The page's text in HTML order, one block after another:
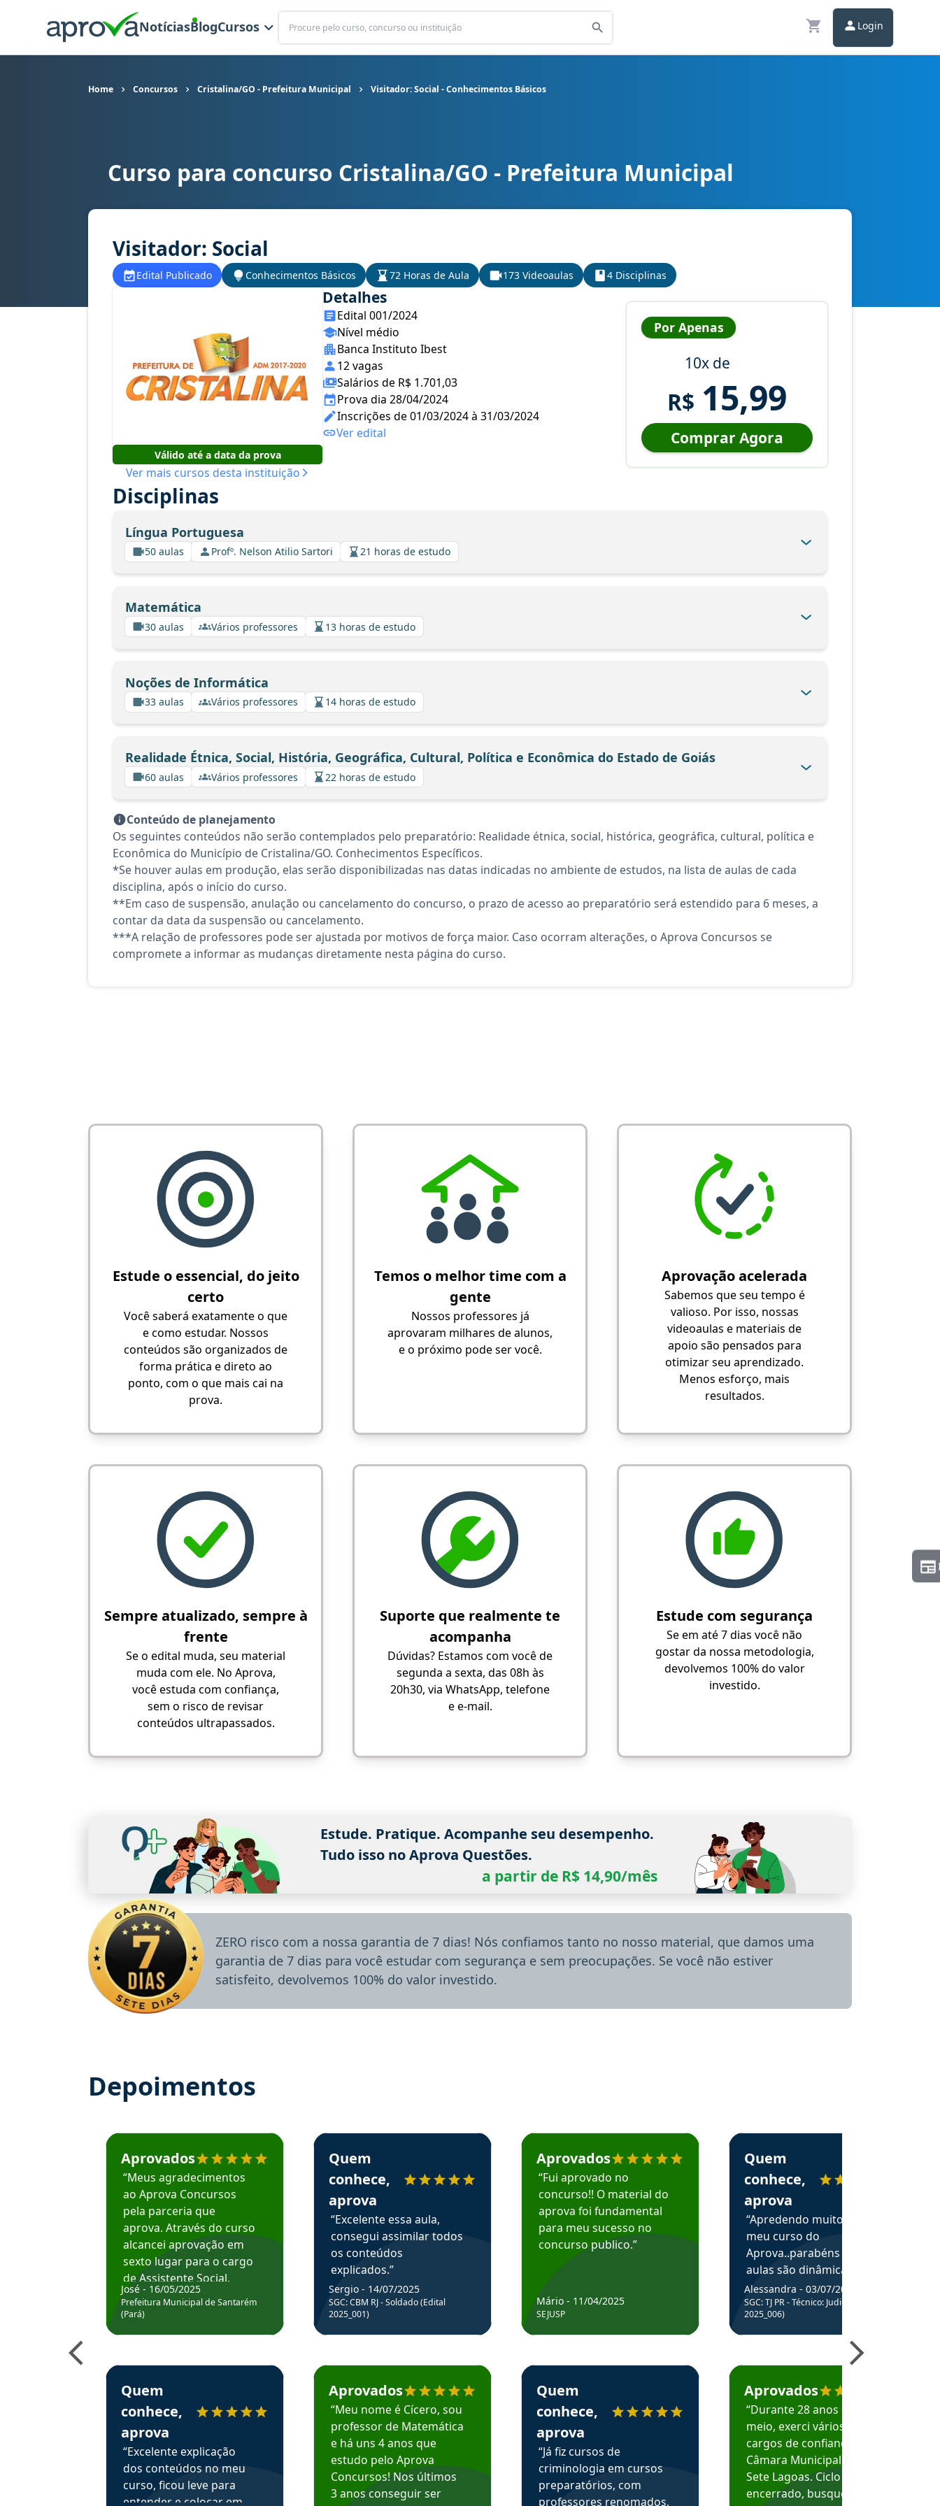
NotíciasBlogCursos
Buscar
Login
Home Concursos Cristalina/GO - Prefeitura Municipal Visitador: Social - Conhecimentos Básicos
Curso para concurso Cristalina/GO - Prefeitura Municipal cargo Visitador: Social - Conhecimentos Básicos
Curso para concurso Cristalina/GO - Prefeitura Municipal
Visitador: Social
Edital Publicado Conhecimentos Básicos 72 Horas de Aula 173 Videoaulas 4 Disciplinas
Válido até a data da prova
Ver mais cursos desta instituição
Detalhes
Edital 001/2024
Nível médio
Banca Instituto Ibest
12 vagas
Salários de R$ 1.701,03
Prova dia 28/04/2024
Inscrições de 01/03/2024 à 31/03/2024
Ver edital
Por Apenas
10x de
R$ 15,99
Comprar Agora
Disciplinas
Língua Portuguesa
50 aulas Profº. Nelson Atilio Sartori 21 horas de estudo
Matemática
30 aulas Vários professores 13 horas de estudo
Noções de Informática
33 aulas Vários professores 14 horas de estudo
Realidade Étnica, Social, História, Geográfica, Cultural, Política e Econômica do Estado de Goiás
60 aulas Vários professores 22 horas de estudo
Conteúdo de planejamento
Os seguintes conteúdos não serão contemplados pelo preparatório: Realidade étnica, social, histórica, geográfica, cultural, política e
Econômica do Município de Cristalina/GO. Conhecimentos Específicos.
*Se houver aulas em produção, elas serão disponibilizadas nas datas indicadas no ambiente de estudos, na lista de aulas de cada
disciplina, após o início do curso.
**Em caso de suspensão, anulação ou cancelamento do concurso, o prazo de acesso ao preparatório será estendido para 6 meses, a
contar da data da suspensão ou cancelamento.
***A relação de professores pode ser ajustada por motivos de força maior. Caso ocorram alterações, o Aprova Concursos se
compromete a informar as mudanças diretamente nesta página do curso.
Estude o essencial, do jeito
certo
Você saberá exatamente o que
e como estudar. Nossos
conteúdos são organizados de
forma prática e direto ao
ponto, com o que mais cai na
prova.
Temos o melhor time com a
gente
Nossos professores já
aprovaram milhares de alunos,
e o próximo pode ser você.
Aprovação acelerada
Sabemos que seu tempo é
valioso. Por isso, nossas
videoaulas e materiais de
apoio são pensados para
otimizar seu aprendizado.
Menos esforço, mais
resultados.
Sempre atualizado, sempre à
frente
Se o edital muda, seu material
muda com ele. No Aprova,
você estuda com confiança,
sem o risco de revisar
conteúdos ultrapassados.
Suporte que realmente te
acompanha
Dúvidas? Estamos com você de
segunda a sexta, das 08h às
20h30, via WhatsApp, telefone
e e-mail.
Estude com segurança
Se em até 7 dias você não
gostar da nossa metodologia,
devolvemos 100% do valor
investido.
Estude. Pratique. Acompanhe seu desempenho.
Tudo isso no Aprova Questões.
a partir de R$ 14,90/mês
ZERO risco com a nossa garantia de 7 dias! Nós confiamos tanto no nosso material, que damos uma
garantia de 7 dias para você estudar com segurança e sem preocupações. Se você não estiver
satisfeito, devolvemos 100% do valor investido.
Depoimentos
Estudante José recomenda o Aprova Concursos em depoimento
Aprovados
“Meus agradecimentos
ao Aprova Concursos
pela parceria que
aprova. Através do curso
alcancei aprovação em
sexto lugar para o cargo
de Assistente Social.
Hoje estou atuando na
Prefeitura de Santarém.
José - 16/05/2025
Prefeitura Municipal de Santarém
(Pará)
Estudante Elais recomenda o Aprova Concursos em depoimento
Quem
conhece,
aprova
“Excelente explicação
dos conteúdos no meu
curso, ficou leve para
entender e colocar em
Estudante Sergio recomenda o Aprova Concursos em depoimento
Quem
conhece,
aprova
“Excelente essa aula,
consegui assimilar todos
os conteúdos
explicados.”
Sergio - 14/07/2025
SGC: CBM RJ - Soldado (Edital
2025_001)
Estudante Cicero recomenda o Aprova Concursos em depoimento
Aprovados
“Meu nome é Cícero, sou
professor de Matemática
e há uns 4 anos que
estudo pelo Aprova
Concursos! Nos últimos
3 anos conseguir ser
Estudante Mário recomenda o Aprova Concursos em depoimento
Aprovados
“Fui aprovado no
concurso!! O material do
aprova foi fundamental
para meu sucesso no
concurso publico.”
Mário - 11/04/2025
SEJUSP
Estudante Henrique recomenda o Aprova Concursos em depoimento
Quem
conhece,
aprova
“Já fiz cursos de
criminologia em cursos
preparatórios, com
professores renomados,
Estudante Alessandra recomenda o Aprova
Quem
conhece,
aprova
“Apredendo muito no
meu curso do
Aprova..parabéns pelas
aulas são dinâmicas e
me ajudam a entender
melhor os assuntos.”
Alessandra - 03/07/2025
SGC: TJ PR - Técnico: Judiciário (Edital
2025_006)
Estudante Caio recomenda o Aprova
Aprovados
“Durante 28 anos e
meio, exerci vários
cargos de confiança na
Câmara Municipal de
Sete Lagoas. Ciclo
encerrado, busquei